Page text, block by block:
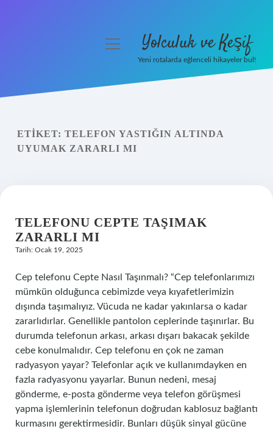
Yasal Uyarı
menüyü Yolculuk ve Keşif
Yeni rotalarda eğlenceli hikayeler bul!
ETIKET: TELEFON YASTIĞIN ALTINDA
UYUMAK ZARARLI MI
TELEFONU CEPTE TAŞIMAK
ZARARLI MI
Tarih: Ocak 19, 2025
Cep telefonu Cepte Nasıl Taşınmalı? “Cep telefonlarımızı
mümkün olduğunca cebimizde veya kıyafetlerimizin
dışında taşımalıyız. Vücuda ne kadar yakınlarsa o kadar
zararlıdırlar. Genellikle pantolon ceplerinde taşınırlar. Bu
durumda telefonun arkası, arkası dışarı bakacak şekilde
cebe konulmalıdır. Cep telefonu en çok ne zaman
radyasyon yayar? Telefonlar açık ve kullanımdayken en
fazla radyasyonu yayarlar. Bunun nedeni, mesaj
gönderme, e-posta gönderme veya telefon görüşmesi
yapma işlemlerinin telefonun doğrudan kablosuz bağlantı
kurmasını gerektirmesidir. Bunları düşük sinyal gücüne